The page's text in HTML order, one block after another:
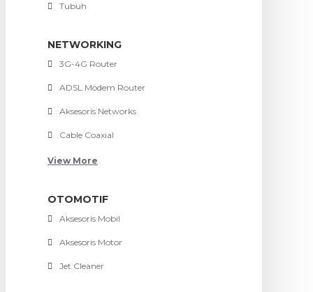
Tubuh
NETWORKING
3G-4G Router
ADSL Modem Router
Aksesoris Networks
Cable Coaxial
View More
OTOMOTIF
Aksesoris Mobil
Aksesoris Motor
Jet Cleaner